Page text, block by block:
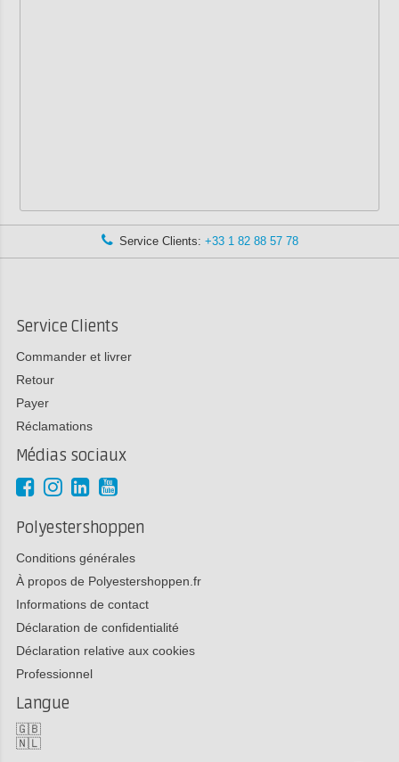
Service Clients: +33 1 82 88 57 78
Service Clients
Commander et livrer
Retour
Payer
Réclamations
Médias sociaux
Polyestershoppen
Conditions générales
À propos de Polyestershoppen.fr
Informations de contact
Déclaration de confidentialité
Déclaration relative aux cookies
Professionnel
Langue
🇬🇧
🇳🇱